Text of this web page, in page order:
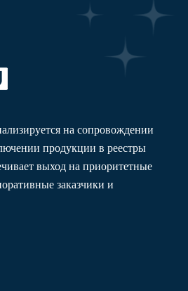
на сопровождении
продукции в реестры
выход на приоритетные
заказчики и